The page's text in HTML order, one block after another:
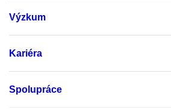
Výzkum
Kariéra
Spolupráce